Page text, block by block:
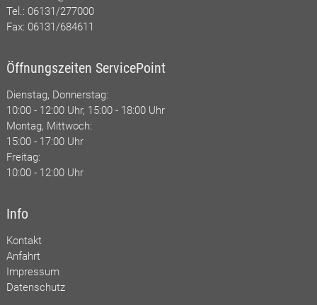
Tel.: 06131/277000
Fax: 06131/684611
Öffnungszeiten ServicePoint
Dienstag, Donnerstag:
10:00 - 12:00 Uhr, 15:00 - 18:00 Uhr
Montag, Mittwoch:
15:00 - 17:00 Uhr
Freitag:
10:00 - 12:00 Uhr
Info
Kontakt
Anfahrt
Impressum
Datenschutz